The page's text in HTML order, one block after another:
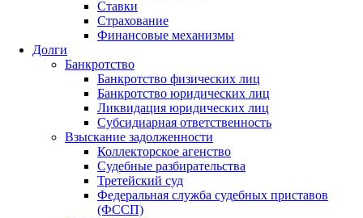
Ставки
Страхование
Финансовые механизмы
Долги
Банкротство
Банкротство физических лиц
Банкротство юридических лиц
Ликвидация юридических лиц
Субсидиарная ответственность
Взыскание задолженности
Коллекторское агенство
Судебные разбирательства
Третейский суд
Федеральная служба судебных приставов
(ФССП)